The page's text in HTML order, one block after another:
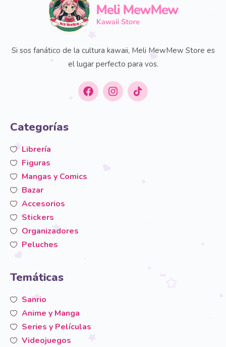
Si sos fanático de la cultura kawaii, Meli MewMew Store es
el lugar perfecto para vos.
Categorías
Librería
Figuras
Mangas y Comics
Bazar
Accesorios
Stickers
Organizadores
Peluches
Temáticas
Sanrio
Anime y Manga
Series y Películas
Videojuegos